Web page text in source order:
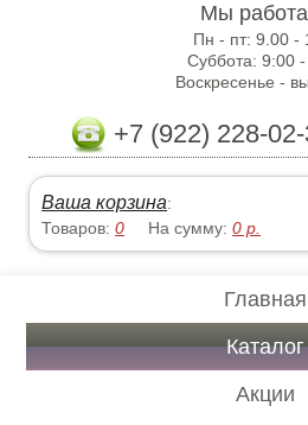
Мы
Пн - пт:9.00 -
Суббота:9:00
Воскресенье -
+7 (922) 228-
Ваша корзина:
Товаров:0 На сумму:0 р.
Главная
Каталог
Акции